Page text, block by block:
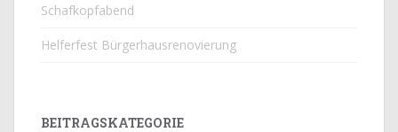
Schafkopfabend
Helferfest Bürgerhausrenovierung
BEITRAGSKATEGORIE